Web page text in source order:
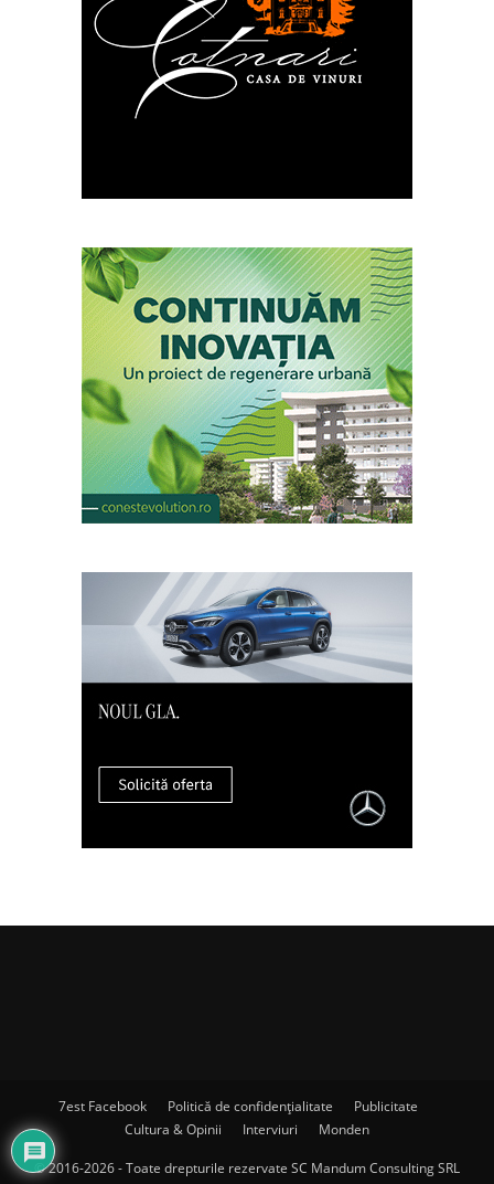
7est Facebook Politică de confidențialitate
Publicitate
Cultura & Opinii
Interviuri Monden
© 2016-2026 - Toate drepturile rezervate SC Mandum Consulting SRL